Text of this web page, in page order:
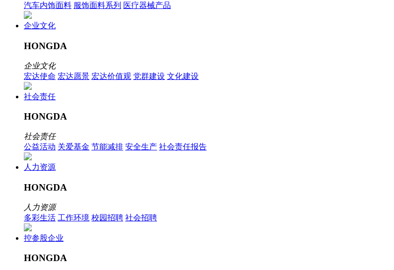
汽车内饰面料 服饰面料系列 医疗器械产品
企业文化
HONGDA
企业文化
宏达使命 宏达愿景 宏达价值观 党群建设 文化建设
社会责任
HONGDA
社会责任
公益活动 关爱基金 节能减排 安全生产 社会责任报告
人力资源
HONGDA
人力资源
多彩生活 工作环境 校园招聘 社会招聘
控参股企业
HONGDA